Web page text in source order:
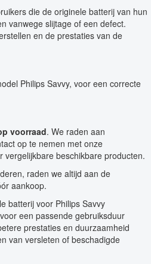
die de originele batterij van hun
vanwege slijtage of een defect.
en de prestaties van de
Philips Savvy, voor een correcte
voorraad. We raden aan
op te nemen met onze
vergelijkbare beschikbare producten.
raden we altijd aan de
aankoop.
batterij voor Philips Savvy
een passende gebruiksduur
prestaties en duurzaamheid
van versleten of beschadigde